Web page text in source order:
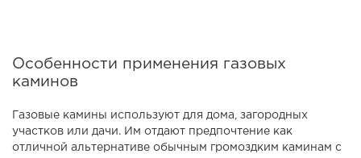
Особенности применения газовых
каминов
Газовые камины используют для дома, загородных
участков или дачи. Им отдают предпочтение как
отличной альтернативе обычным громоздким каминам с